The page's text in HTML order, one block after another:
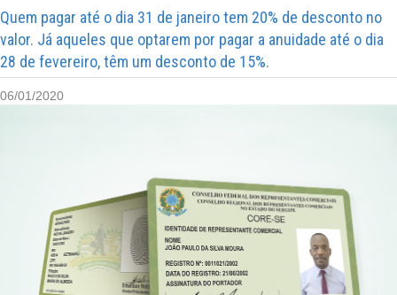
Quem pagar até o dia 31 de janeiro tem 20% de desconto no
valor. Já aqueles que optarem por pagar a anuidade até o dia
28 de fevereiro, têm um desconto de 15%.
06/01/2020